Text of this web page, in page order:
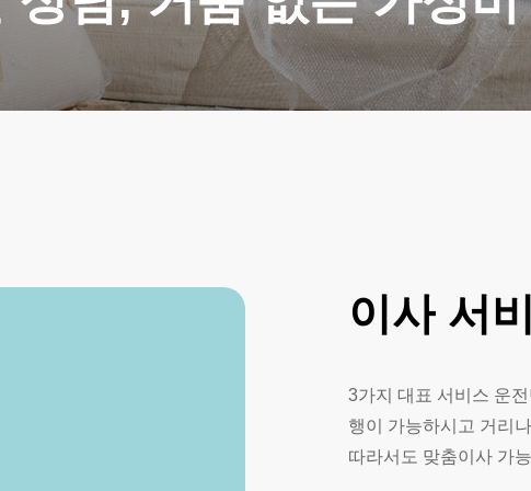
이사 서
3가지 대표 서비스 운
행이 가능하시고 거리
따라서도 맞춤이사 가